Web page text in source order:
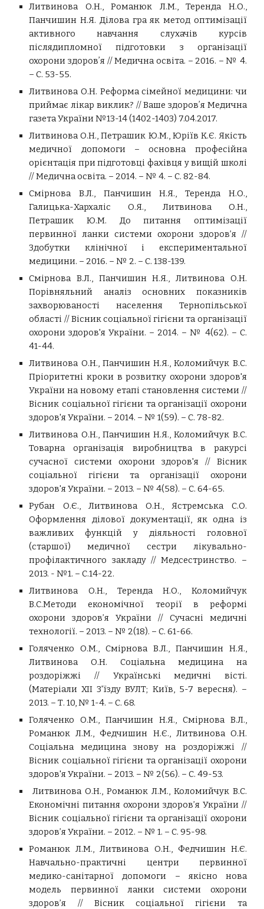
Литвинова О.Н., Романюк Л.М., Теренда Н.О.,
Панчишин Н.Я. Ділова гра як метод оптимізації
активного навчання слухачів курсів
післядипломної підготовки з організації
охорони здоровʼя // Медична освіта. – 2016. – № 4.
– С. 53-55.
Литвинова О.Н. Реформа сімейної медицини: чи
приймає лікар виклик? // Ваше здоровʼя Медична
газета України №13-14 (1402-1403) 7.04.2017.
Литвинова О.Н., Петрашик Ю.М., Юріїв К.Є. Якість
медичної допомоги – основна професійна
орієнтація при підготовці фахівця у вищій школі
// Медична освіта. – 2014. – № 4. – С. 82-84.
Смірнова В.Л., Панчишин Н.Я., Теренда Н.О.,
Галицька-Хархаліс О.Я., Литвинова О.Н.,
Петрашик Ю.М. До питання оптимізації
первинної ланки системи охорони здоров’я //
Здобутки клінічної і експериментальної
медицини. – 2016. – № 2. – С. 138-139.
Смірнова В.Л., Панчишин Н.Я., Литвинова О.Н.
Порівняльний аналіз основних показників
захворюваності населення Тернопільської
області // Вісник соціальної гігієни та організації
охорони здоров'я України. – 2014. – № 4(62). – С.
41-44.
Литвинова О.Н., Панчишин Н.Я., Коломийчук В.С.
Пріоритетні кроки в розвитку охорони здоров'я
України на новому етапі становлення системи //
Вісник соціальної гігієни та організації охорони
здоров'я України. – 2014. – № 1(59). – С. 78-82.
Литвинова О.Н., Панчишин Н.Я., Коломийчук В.С.
Товарна організація виробництва в ракурсі
сучасної системи охорони здоров'я // Вісник
соціальної гігієни та організації охорони
здоров'я України. – 2013. – № 4(58). – С. 64-65.
Рубан О.Є., Литвинова О.Н., Ястремська С.О.
Оформлення ділової документації, як одна із
важливих функцій у діяльності головної
(старшої) медичної сестри лікувально-
профілактичного закладу // Медсестринство. –
2013. - №1. – С.14-22.
Литвинова О.Н., Теренда Н.О., Коломийчук
В.С.Методи економічної теорії в реформі
охорони здоров’я України // Сучасні медичні
технології. – 2013. – № 2(18). – С. 61-66.
Голяченко О.М., Смірнова В.Л., Панчишин Н.Я.,
Литвинова О.Н. Соціальна медицина на
роздоріжжі // Українські медичні вісті.
(Матеріали XII З'їзду ВУЛТ; Київ, 5-7 вересня). –
2013. – Т. 10, № 1-4. – С. 68.
Голяченко О.М., Панчишин Н.Я., Смірнова В.Л.,
Романюк Л.М., Федчишин Н.Є., Литвинова О.Н.
Соціальна медицина знову на роздоріжжі //
Вісник соціальної гігієни та організації охорони
здоров'я України. – 2013. – № 2(56). – С. 49-53.
Литвинова О.Н., Романюк Л.М., Коломийчук В.С.
Економічні питання охорони здоров’я України //
Вісник соціальної гігієни та організації охорони
здоров’я України. – 2012. – № 1. – С. 95-98.
Романюк Л.М., Литвинова О.Н., Федчишин Н.Є.
Навчально-практичні центри первинної
медико-санітарної допомоги – якісно нова
модель первинної ланки системи охорони
здоров’я // Вісник соціальної гігієни та